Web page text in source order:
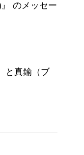
のメッセー
と真鍮（ブ